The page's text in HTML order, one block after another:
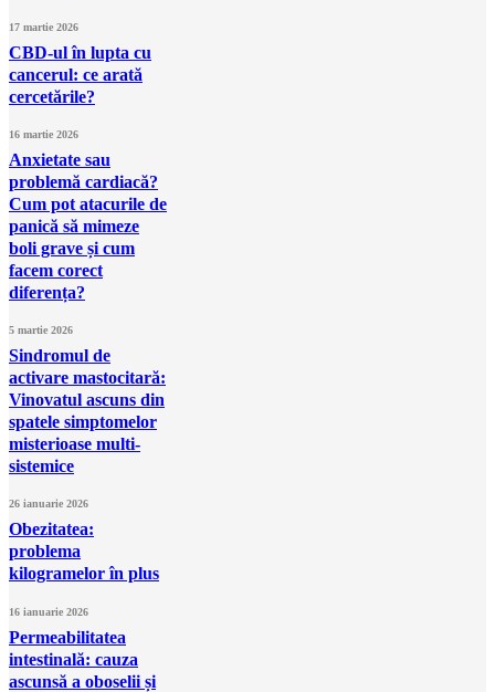
17 martie 2026
CBD-ul în lupta cu
cancerul: ce arată
cercetările?
16 martie 2026
Anxietate sau
problemă cardiacă?
Cum pot atacurile de
panică să mimeze
boli grave și cum
facem corect
diferența?
5 martie 2026
Sindromul de
activare mastocitară:
Vinovatul ascuns din
spatele simptomelor
misterioase multi-
sistemice
26 ianuarie 2026
Obezitatea:
problema
kilogramelor în plus
16 ianuarie 2026
Permeabilitatea
intestinală: cauza
ascunsă a oboselii și